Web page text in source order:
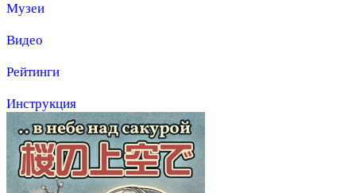
Музеи
Видео
Рейтинги
Инструкция